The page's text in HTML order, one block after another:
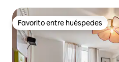
Favorito entre huéspedes
Favorito entre huéspedes